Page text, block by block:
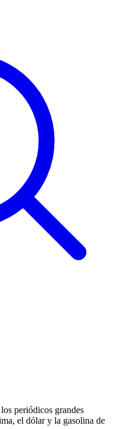
periódicos grandes
el dólar y la gasolina de